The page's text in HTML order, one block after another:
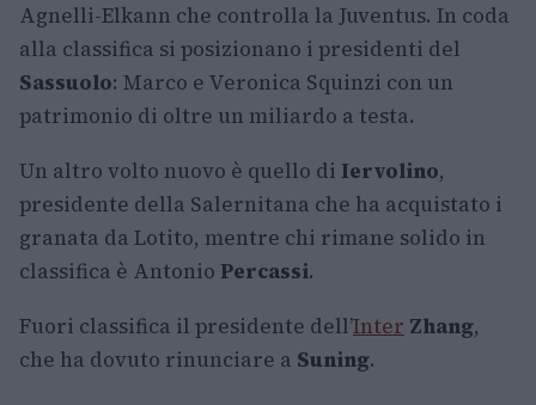
Agnelli-Elkann che controlla la Juventus. In coda
alla classifica si posizionano i presidenti del
Sassuolo: Marco e Veronica Squinzi con un
patrimonio di oltre un miliardo a testa.
Un altro volto nuovo è quello di Iervolino,
presidente della Salernitana che ha acquistato i
granata da Lotito, mentre chi rimane solido in
classifica è Antonio Percassi.
Fuori classifica il presidente dell’Inter Zhang,
che ha dovuto rinunciare a Suning.